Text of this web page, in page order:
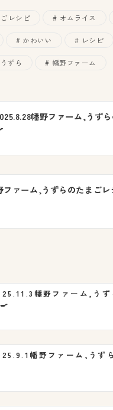
レシピ オムライス
かわいい レシピ
うずら 幡野ファーム
幡野ファーム,うず
ファーム,うずらのたまごレ
幡野ファーム,うず
幡野ファーム,うず